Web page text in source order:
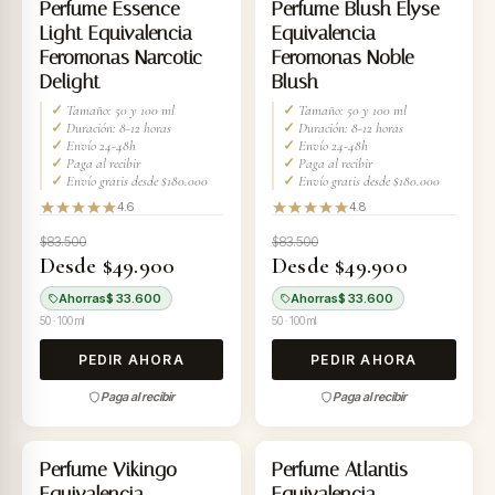
Perfume Essence
Light Equivalencia
Feromonas Narcotic
Delight
✓ Tamaño: 50 y 100 ml
✓ Duración: 8-12 horas
✓ Envío 24-48h
✓ Paga al recibir
✓ Envío gratis desde $180.000
4.6
$83.500
Desde $49.900
Ahorras$ 33.600
50 · 100 ml
PEDIR AHORA
Paga al recibir
Perfume Blush Elyse
Equivalencia
Feromonas Noble
Blush
✓ Tamaño: 50 y 100 ml
✓ Duración: 8-12 horas
✓ Envío 24-48h
✓ Paga al recibir
✓ Envío gratis desde $180.000
4.8
$83.500
Desde $49.900
Ahorras$ 33.600
50 · 100 ml
PEDIR AHORA
Paga al recibir
-40%
Perfume Vikingo
-40%
Perfume Atlantis